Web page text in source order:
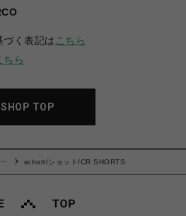
く表記は こちら
ちら
SHOP TOP
schott/ショット/CR SHORTS